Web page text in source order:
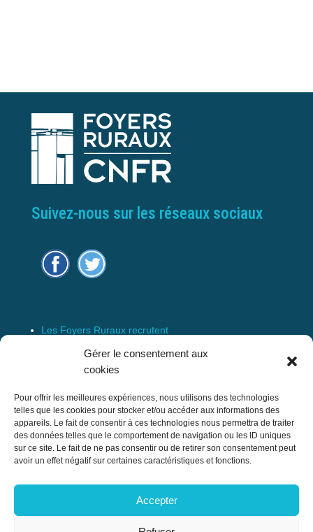
Gérer le consentement aux
cookies
Pour offrir les meilleures expériences, nous utilisons des technologies
telles que les cookies pour stocker et/ou accéder aux informations des
appareils. Le fait de consentir à ces technologies nous permettra de traiter
des données telles que le comportement de navigation ou les ID uniques
sur ce site. Le fait de ne pas consentir ou de retirer son consentement peut
avoir un effet négatif sur certaines caractéristiques et fonctions.
Accepter
Suivez-nous sur les réseaux sociaux
Les Foyers Ruraux recrutent
Connexion
Espace Membre
Confédération Nationale des Foyers Ruraux
& Associations de développement et
17 rue Navoiseau – 93100 MONTREUIL